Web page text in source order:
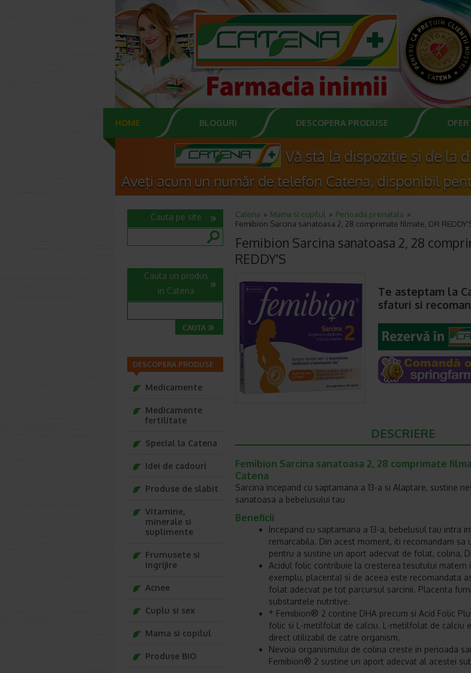
HOME BLOGURI DESCOPERA PRODUSE
Catena Mama si copilul
Perioada prenatala
Femibion Sarcina sanatoasa 2, 28 comprimate filmate, DR
Femibion Sarcina sanatoasa 2, 28
REDDY'S
Te asteptam la
sfaturi si
DESCRIERE
Femibion Sarcina sanatoasa 2, 28 comprimate
Catena
Sarcina incepand cu saptamana a 13-a si Alaptare, sustine
sanatoasa a bebelusului tau
Beneficii
Incepand cu saptamana a 13-a, bebelusul tau intra
remarcabila. Din acest moment, iti recomandam sa
pentru a sustine un aport adecvat de folat, colina,
Acidul folic contribuie la cresterea tesutului matern
exemplu, placenta) si de aceea este recomandata
folat adecvat pe tot parcursul sarcinii. Placenta
substantele nutritive.
* Femibion® 2 contine DHA precum si Acid Folic
folic si L-metilfolat de calciu. L-metilfolat de calciu
direct utilizabil de catre organism.
Nevoia organismului de colina creste in perioada
Femibion® 2 sustine un aport adecvat al acestei
Cauta pe site
Cauta un produs
in Catena
DESCOPERA PRODUSE
Medicamente
Medicamente
fertilitate
Special la Catena
Idei de cadouri
Produse de slabit
Vitamine,
minerale si
suplimente
Frumusete si
ingrijire
Acnee
Cuplu si sex
Mama si copilul
Produse BIO